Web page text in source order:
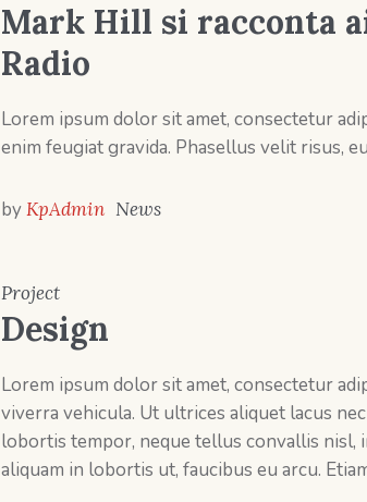
Mark Hill si racconta
Radio
Lorem ipsum dolor sit amet, consectetur
enim feugiat gravida. Phasellus velit risus,
byKpAdmin News
Project
Design
Lorem ipsum dolor sit amet, consectetur
viverra vehicula. Ut ultrices aliquet lacus
lobortis tempor, neque tellus convallis nisl,
aliquam in lobortis ut, faucibus eu arcu.